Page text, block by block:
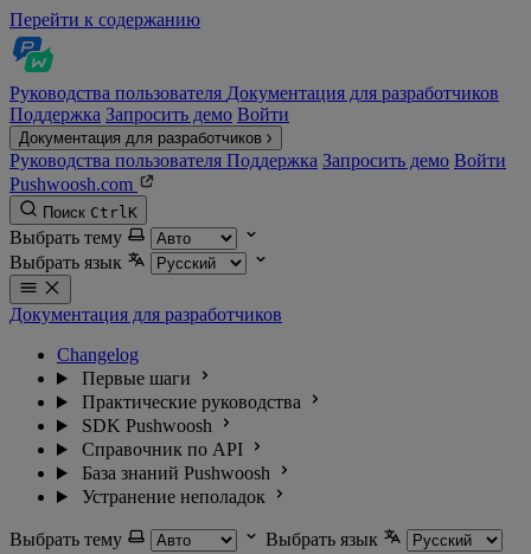
Перейти к содержанию
Руководства пользователя Документация для разработчиков
Поддержка Запросить демо Войти
Документация для разработчиков
Руководства пользователя Поддержка Запросить демо Войти
Pushwoosh.com
Поиск CtrlK
Выбрать тему
Выбрать язык
Документация для разработчиков
Changelog
Первые шаги
Практические руководства
SDK Pushwoosh
Справочник по API
База знаний Pushwoosh
Устранение неполадок
Выбрать тему Выбрать язык